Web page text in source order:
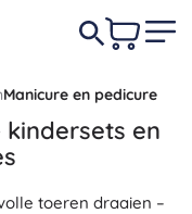
Manicure en pedicure
kindersets en
toeren draaien –